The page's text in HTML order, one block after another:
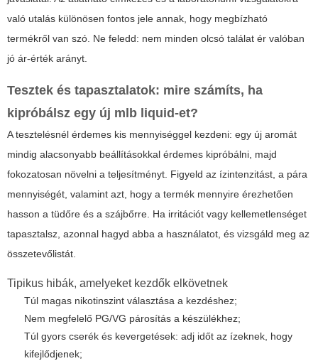
való utalás különösen fontos jele annak, hogy megbízható
termékről van szó. Ne feledd: nem minden olcsó találat ér valóban
jó ár-érték arányt.
Tesztek és tapasztalatok: mire számíts, ha
kipróbálsz egy új mlb liquid-et?
A tesztelésnél érdemes kis mennyiséggel kezdeni: egy új aromát
mindig alacsonyabb beállításokkal érdemes kipróbálni, majd
fokozatosan növelni a teljesítményt. Figyeld az ízintenzitást, a pára
mennyiségét, valamint azt, hogy a termék mennyire érezhetően
hasson a tüdőre és a szájbőrre. Ha irritációt vagy kellemetlenséget
tapasztalsz, azonnal hagyd abba a használatot, és vizsgáld meg az
összetevőlistát.
Tipikus hibák, amelyeket kezdők elkövetnek
Túl magas nikotinszint választása a kezdéshez;
Nem megfelelő PG/VG párosítás a készülékhez;
Túl gyors cserék és kevergetések: adj időt az ízeknek, hogy
kifejlődjenek;